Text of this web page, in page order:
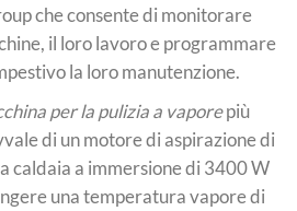
che consente di monitorare
il loro lavoro e programmare
la loro manutenzione.
per la pulizia a vaporepiù
di un motore di aspirazione di
caldaia a immersione di 3400 W
una temperatura vapore di